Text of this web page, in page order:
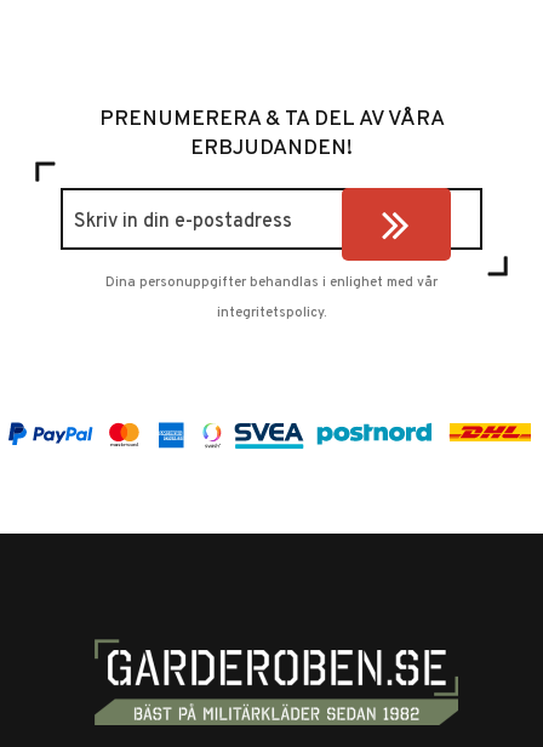
PRENUMERERA & TA DEL AV VÅRA
ERBJUDANDEN!
Dina personuppgifter behandlas i enlighet med vår
integritetspolicy.